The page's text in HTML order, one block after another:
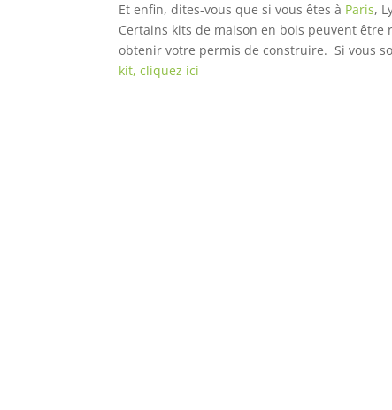
Et enfin, dites-vous que si vous êtes à Paris,
Certains kits de maison en bois peuvent
obtenir votre permis de construire. Si vous
kit, cliquez ici